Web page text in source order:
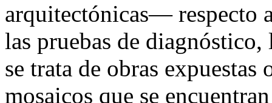
arquitectónicas— respecto
las pruebas de
se trata de obras
mosaicos que se